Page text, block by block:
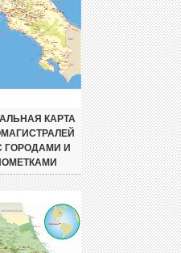
КАРТА
ГОРОДАМИ И